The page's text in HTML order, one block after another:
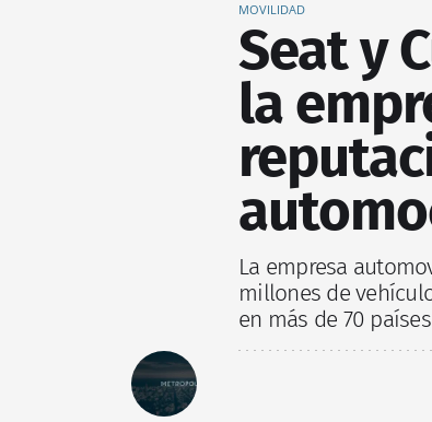
MOVILIDAD
Seat y
la
La empresa
millones de
en más de 70 países